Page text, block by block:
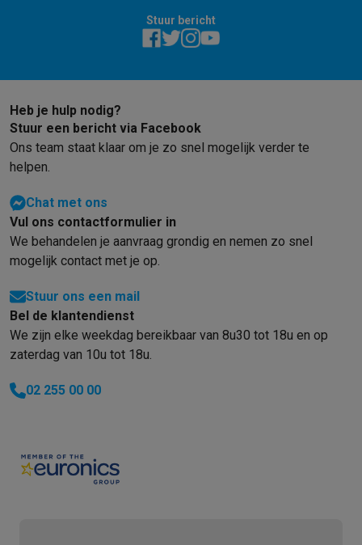
Stuur bericht
Heb je hulp nodig?
Stuur een bericht via Facebook
Ons team staat klaar om je zo snel mogelijk verder te
helpen.
Chat met ons
Vul ons contactformulier in
We behandelen je aanvraag grondig en nemen zo snel
mogelijk contact met je op.
Stuur ons een mail
Bel de klantendienst
We zijn elke weekdag bereikbaar van 8u30 tot 18u en op
zaterdag van 10u tot 18u.
02 255 00 00